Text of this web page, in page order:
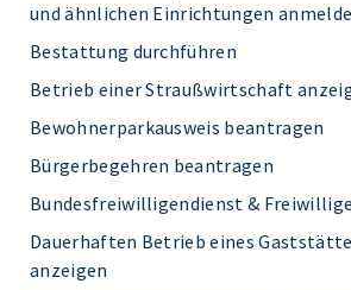
und ähnlichen Einrichtungen
Bestattung durchführen
Betrieb einer Straußwirtschaft
Bewohnerparkausweis beantragen
Bürgerbegehren beantragen
Bundesfreiwilligendienst &
Dauerhaften Betrieb eines
anzeigen